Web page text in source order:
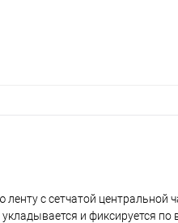
с сетчатой
и фиксируется